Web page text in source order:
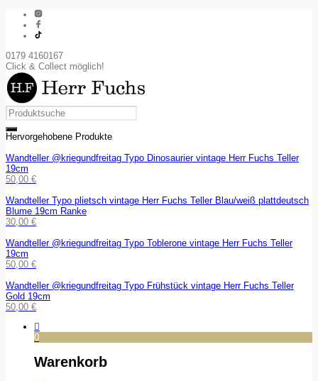
0179 4160167
Click & Collect möglich!
Hervorgehobene Produkte
Wandteller @kriegundfreitag Typo Dinosaurier vintage Herr Fuchs Teller
19cm
50,00 €
Wandteller Typo plietsch vintage Herr Fuchs Teller Blau/weiß plattdeutsch
Blume 19cm Ranke
30,00 €
Wandteller @kriegundfreitag Typo Toblerone vintage Herr Fuchs Teller
19cm
50,00 €
Wandteller @kriegundfreitag Typo Frühstück vintage Herr Fuchs Teller
Gold 19cm
50,00 €
0
Warenkorb